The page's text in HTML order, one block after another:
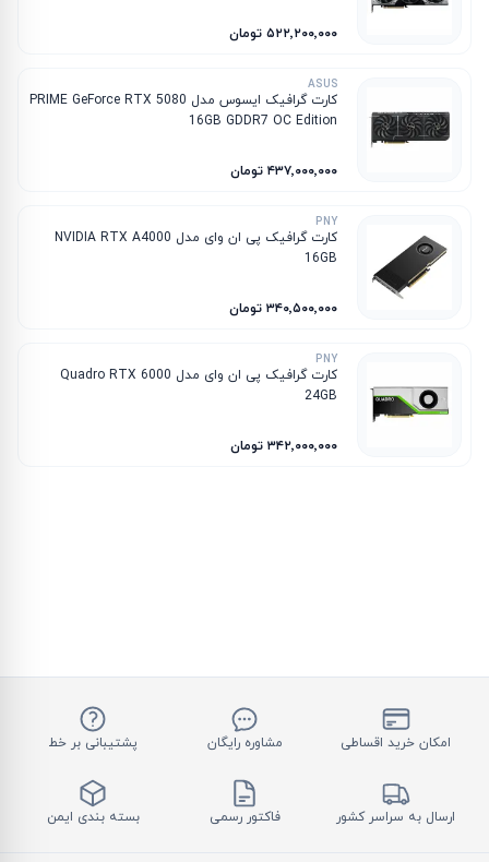
۵۲۲٬۲۰۰٬۰۰۰ تومان
ASUS
کارت گرافیک ایسوس مدل PRIME GeForce RTX 5080
16GB GDDR7 OC Edition
۴۳۷٬۰۰۰٬۰۰۰ تومان
PNY
کارت گرافیک پی ان وای مدل NVIDIA RTX A4000
16GB
۳۴۰٬۵۰۰٬۰۰۰ تومان
PNY
کارت گرافیک پی ان وای مدل Quadro RTX 6000
24GB
۳۴۲٬۰۰۰٬۰۰۰ تومان
امکان خرید اقساطی مشاوره رایگان پشتیبانی بر خط
ارسال به سراسر کشور فاکتور رسمی بسته بندی ایمن